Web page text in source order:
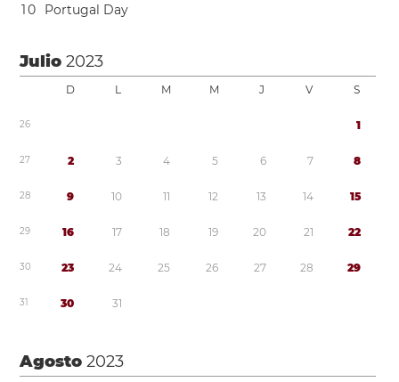
10 Portugal Day
Julio2023
D L M M J V S
26 1
27 2 3 4 5 6 7 8
28 9 10 11 12 13 14 15
29 16 17 18 19 20 21 22
30 23 24 25 26 27 28 29
31 30 31
Agosto2023